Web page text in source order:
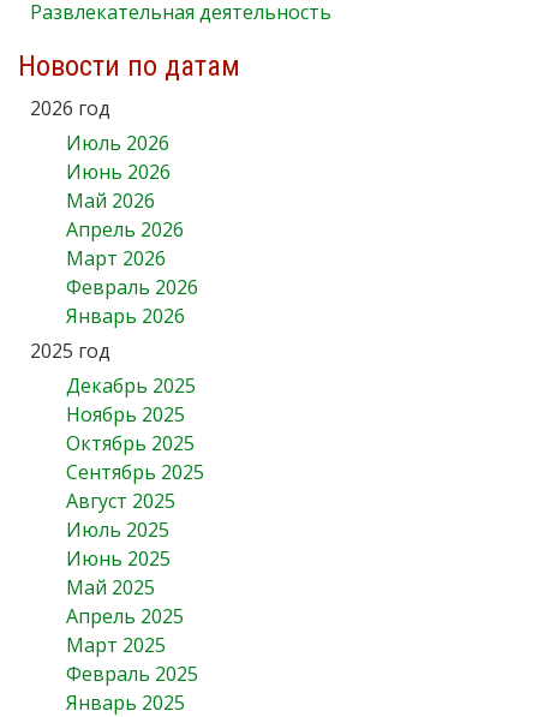
Развлекательная деятельность
Новости по датам
2026 год
Июль 2026
Июнь 2026
Май 2026
Апрель 2026
Март 2026
Февраль 2026
Январь 2026
2025 год
Декабрь 2025
Ноябрь 2025
Октябрь 2025
Сентябрь 2025
Август 2025
Июль 2025
Июнь 2025
Май 2025
Апрель 2025
Март 2025
Февраль 2025
Январь 2025